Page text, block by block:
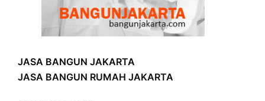
JASA BANGUN JAKARTA
JASA BANGUN RUMAH JAKARTA